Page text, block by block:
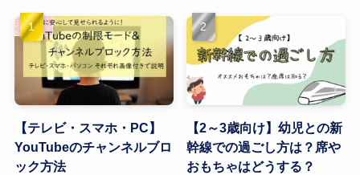
【テレビ・スマホ・PC】
YouTubeのチャンネルブロ
ック方法
【2～3歳向け】幼児との新
幹線での過ごし方は？席や
おもちゃはどうする？